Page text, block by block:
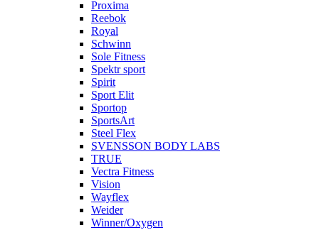
Proxima
Reebok
Royal
Schwinn
Sole Fitness
Spektr sport
Spirit
Sport Elit
Sportop
SportsArt
Steel Flex
SVENSSON BODY LABS
TRUE
Vectra Fitness
Vision
Wayflex
Weider
Winner/Oxygen